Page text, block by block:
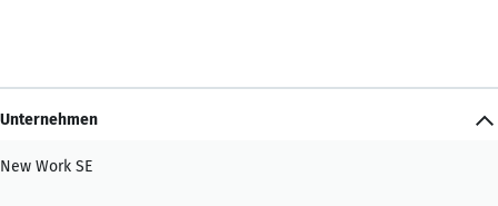
Unternehmen
New Work SE